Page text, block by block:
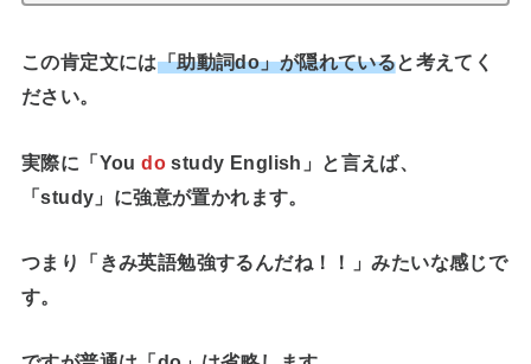
この肯定文には「助動詞do」が隠れていると考えてく
ださい。
実際に「Youdo study English」と言えば、
「study」に強意が置かれます。
つまり「きみ英語勉強するんだね！！」みたいな感じで
す。